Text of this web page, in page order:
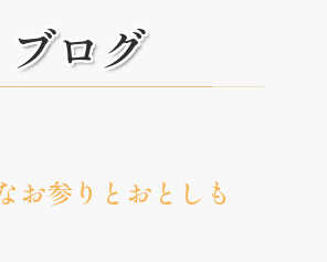
ブログ
お参りとおとしも